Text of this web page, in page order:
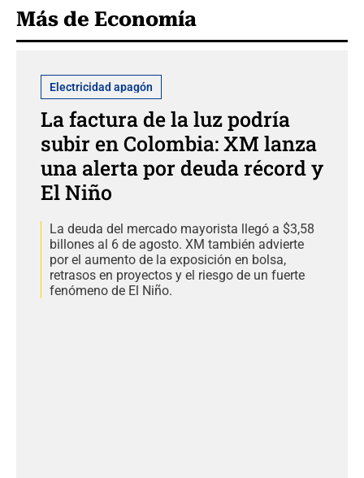
Más de Economía
Electricidad apagón
La factura de la luz podría
subir en Colombia: XM lanza
una alerta por deuda récord y
El Niño
La deuda del mercado mayorista llegó a $3,58
billones al 6 de agosto. XM también advierte
por el aumento de la exposición en bolsa,
retrasos en proyectos y el riesgo de un fuerte
fenómeno de El Niño.